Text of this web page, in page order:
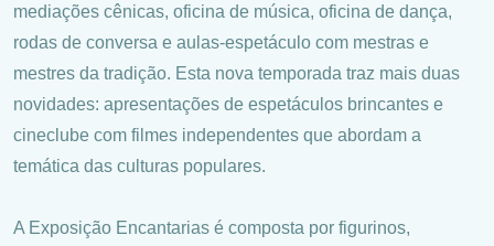
mediações cênicas, oficina de música, oficina de dança,
rodas de conversa e aulas-espetáculo com mestras e
mestres da tradição. Esta nova temporada traz mais duas
novidades: apresentações de espetáculos brincantes e
cineclube com filmes independentes que abordam a
temática das culturas populares.
A Exposição Encantarias é composta por figurinos,